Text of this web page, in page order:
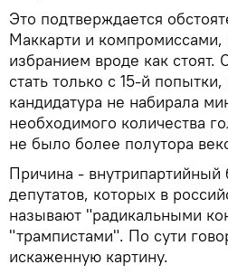
Это подтверждается
Маккарти и компромиссами,
избранием вроде как стоят.
стать только с 15-й
кандидатура не набирала
необходимого количества
не было более полутора
Причина - внутрипартийный
депутатов, которых в
называют "радикальными
"трампистами". По сути
искаженную картину.